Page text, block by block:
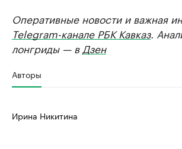
Оперативные новости и важная
Telegram-канале РБК Кавказ.
лонгриды — в Дзен
Авторы
Ирина Никитина